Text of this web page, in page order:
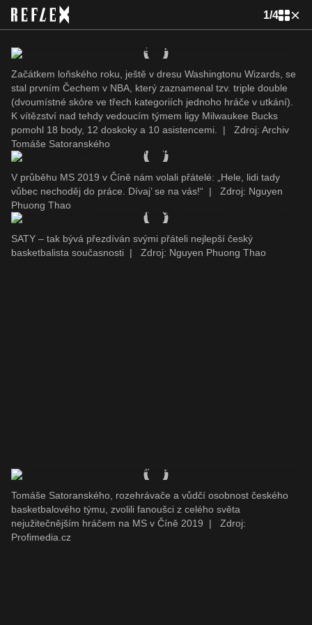
1/4
Začátkem loňského roku, ještě v dresu Washingtonu Wizards, se
stal prvním Čechem v NBA, který zaznamenal tzv. triple double
(dvoumístné skóre ve třech kategoriích jednoho hráče v utkání).
K vítězství nad tehdy vedoucím týmem ligy Milwaukee Bucks
pomohl 18 body, 12 doskoky a 10 asistencemi.
|
Zdroj: Archiv
Tomáše Satoranského
V průběhu MS 2019 v Číně nám volali přátelé: „Hele, lidi tady
vůbec nechoděj do práce. Dívaj’ se na vás!“
|
Zdroj: Nguyen
Phuong Thao
SATY – tak bývá přezdíván svými přáteli nejlepší český
basketbalista současnosti | Zdroj: Nguyen Phuong Thao
Tomáše Satoranského, rozehrávače a vůdčí osobnost českého
basketbalového týmu, zvolili fanoušci z celého světa
nejužitečnějším hráčem na MS v Číně 2019
|
Zdroj:
Profimedia.cz